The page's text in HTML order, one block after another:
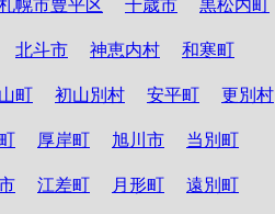
幌市豊平区 千歳市 黒松内町
北斗市 神恵内村 和寒町
町 初山別村 安平町 更別村
厚岸町 旭川市 当別町
江差町 月形町 遠別町